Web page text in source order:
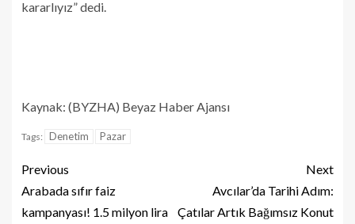
kararlıyız” dedi.
Kaynak: (BYZHA) Beyaz Haber Ajansı
Tags: Denetim Pazar
Previous
Arabada sıfır faiz
kampanyası! 1.5 milyon lira
Next
Avcılar’da Tarihi Adım:
Çatılar Artık Bağımsız Konut